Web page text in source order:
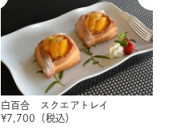
白百合 スクエアトレイ
¥7,700 （税込）